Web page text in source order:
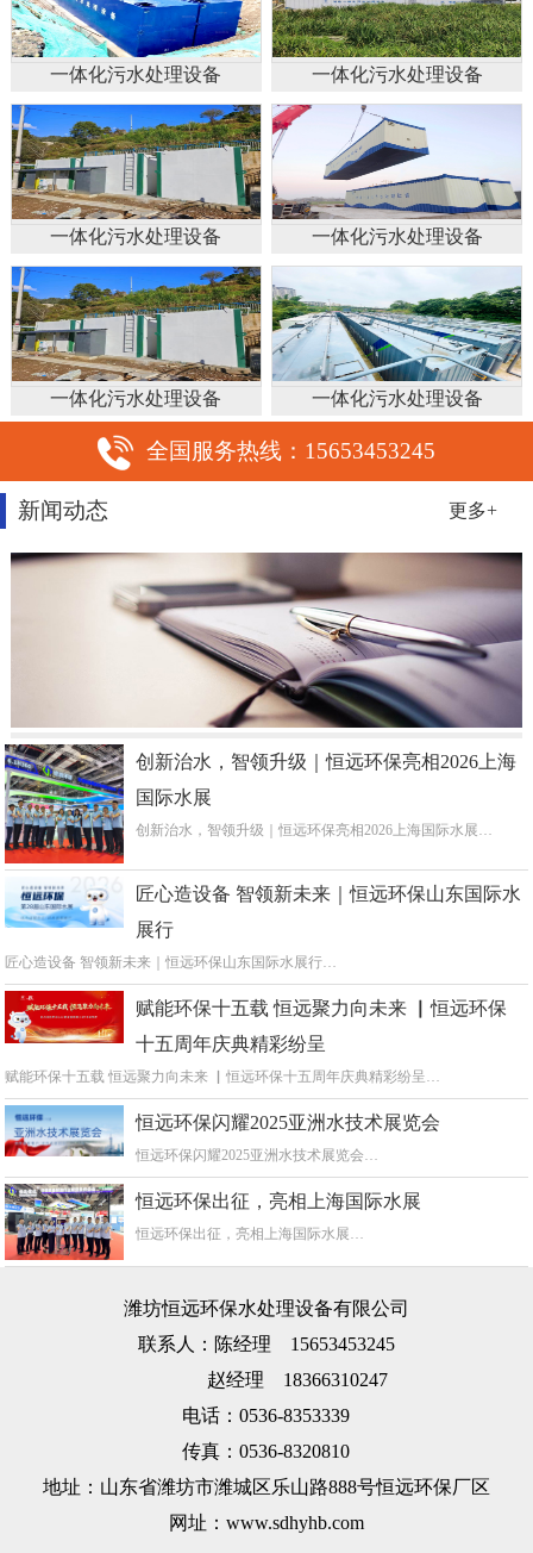
一体化污水处理设备 一体化污水处理设备
一体化污水处理设备 一体化污水处理设备
一体化污水处理设备 一体化污水处理设备
全国服务热线：15653453245
新闻动态 更多+
创新治水，智领升级｜恒远环保亮相2026上海
国际水展
创新治水，智领升级｜恒远环保亮相2026上海国际水展…
匠心造设备 智领新未来｜恒远环保山东国际水
展行
匠心造设备 智领新未来｜恒远环保山东国际水展行…
赋能环保十五载 恒远聚力向未来 ▏恒远环保
十五周年庆典精彩纷呈
赋能环保十五载 恒远聚力向未来 ▏恒远环保十五周年庆典精彩纷呈…
恒远环保闪耀2025亚洲水技术展览会
恒远环保闪耀2025亚洲水技术展览会…
恒远环保出征，亮相上海国际水展
恒远环保出征，亮相上海国际水展…
潍坊恒远环保水处理设备有限公司
联系人：陈经理 15653453245
赵经理 18366310247
电话：0536-8353339
传真：0536-8320810
地址：山东省潍坊市潍城区乐山路888号恒远环保厂区
网址：www.sdhyhb.com